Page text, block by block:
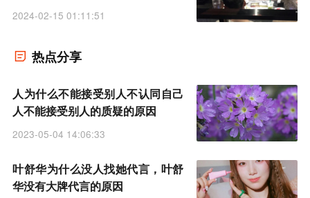
2024-02-15 01:11:51
热点分享
人为什么不能接受别人不认同自己
人不能接受别人的质疑的原因
2023-05-04 14:06:33
叶舒华为什么没人找她代言，叶舒
华没有大牌代言的原因